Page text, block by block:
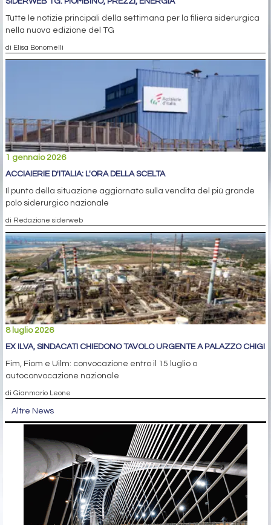
Tutte le notizie principali della settimana per la filiera siderurgica
nella nuova edizione del TG
di Elisa Bonomelli
1 gennaio 2026
ACCIAIERIE D'ITALIA: L'ORA DELLA SCELTA
Il punto della situazione aggiornato sulla vendita del più grande
polo siderurgico nazionale
di Redazione siderweb
8 luglio 2026
EX ILVA, SINDACATI CHIEDONO TAVOLO URGENTE A PALAZZO CHIGI
Fim, Fiom e Uilm: convocazione entro il 15 luglio o
autoconvocazione nazionale
di Gianmario Leone
Altre News